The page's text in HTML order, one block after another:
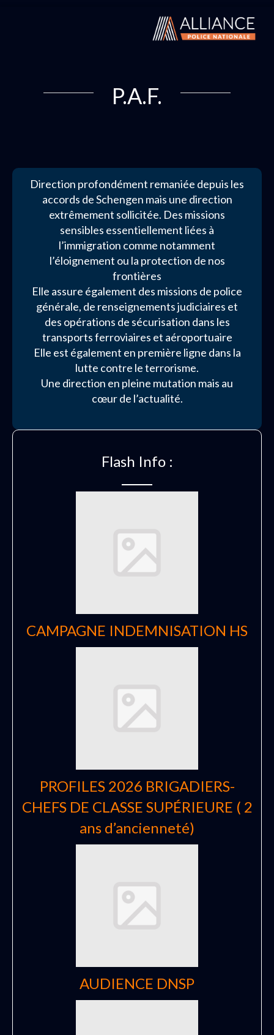
P.A.F.
Direction profondément remaniée depuis les
accords de Schengen mais une direction
extrêmement sollicitée. Des missions
sensibles essentiellement liées à
l’immigration comme notamment
l’éloignement ou la protection de nos
frontières
Elle assure également des missions de police
générale, de renseignements judiciaires et
des opérations de sécurisation dans les
transports ferroviaires et aéroportuaire
Elle est également en première ligne dans la
lutte contre le terrorisme.
Une direction en pleine mutation mais au
cœur de l’actualité.
Flash Info :
CAMPAGNE INDEMNISATION HS
PROFILES 2026 BRIGADIERS-
CHEFS DE CLASSE SUPÉRIEURE ( 2
ans d’ancienneté)
AUDIENCE DNSP